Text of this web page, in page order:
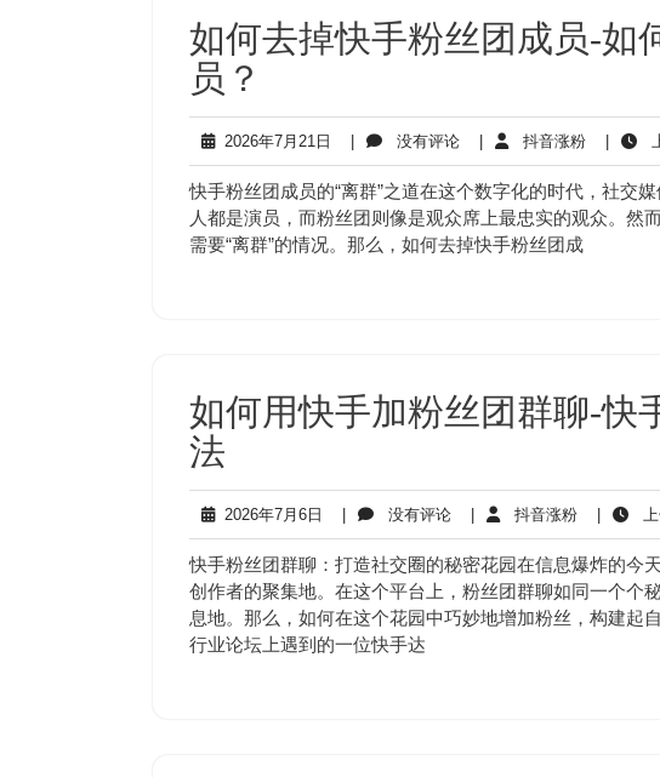
如何去掉快手粉丝团成员-如
员？
2026年7月21日
2026
年
7
月
21
日
没有评论没
有
评
论
抖音涨粉抖
音
粉
快手粉丝团成员的“离群”之道在这个数字化的时代，社交
人都是演员，而粉丝团则像是观众席上最忠实的观众。然
需要“离群”的情况。那么，如何去掉快手粉丝团成
如何用快手加粉丝团群聊-快
法
2026年7月6日
2026
年
7
月
6
日
没有评论没
有
评
论
抖音涨粉抖
音
涨
粉
上
快手粉丝团群聊：打造社交圈的秘密花园在信息爆炸的今
创作者的聚集地。在这个平台上，粉丝团群聊如同一个个
息地。那么，如何在这个花园中巧妙地增加粉丝，构建起
行业论坛上遇到的一位快手达